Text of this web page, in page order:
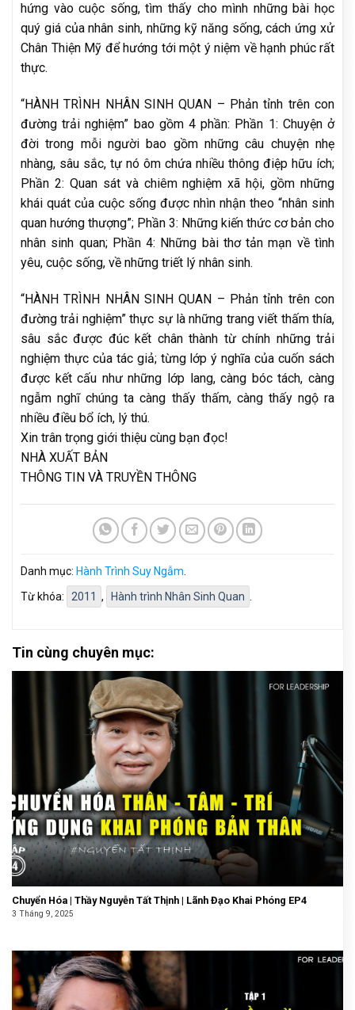
hứng vào cuộc sống, tìm thấy cho mình những bài học
quý giá của nhân sinh, những kỹ năng sống, cách ứng xử
Chân Thiện Mỹ để hướng tới một ý niệm về hạnh phúc rất
thực.
“HÀNH TRÌNH NHÂN SINH QUAN – Phản tỉnh trên con
đường trải nghiệm” bao gồm 4 phần: Phần 1: Chuyện ở
đời trong mỗi người bao gồm những câu chuyện nhẹ
nhàng, sâu sắc, tự nó ôm chứa nhiều thông điệp hữu ích;
Phần 2: Quan sát và chiêm nghiệm xã hội, gồm những
khái quát của cuộc sống được nhìn nhận theo “nhân sinh
quan hướng thượng”; Phần 3: Những kiến thức cơ bản cho
nhân sinh quan; Phần 4: Những bài thơ tản mạn về tình
yêu, cuộc sống, về những triết lý nhân sinh.
“HÀNH TRÌNH NHÂN SINH QUAN – Phản tỉnh trên con
đường trải nghiệm” thực sự là những trang viết thấm thía,
sâu sắc được đúc kết chân thành từ chính những trải
nghiệm thực của tác giả; từng lớp ý nghĩa của cuốn sách
được kết cấu như những lớp lang, càng bóc tách, càng
ngẫm nghĩ chúng ta càng thấy thấm, càng thấy ngộ ra
nhiều điều bổ ích, lý thú.
Xin trân trọng giới thiệu cùng bạn đọc!
NHÀ XUẤT BẢN
THÔNG TIN VÀ TRUYỀN THÔNG
Danh mục: Hành Trình Suy Ngẫm
Từ khóa:
2011 , Hành trình Nhân Sinh Quan
Tin cùng chuyên mục:
Chuyển Hóa | Thầy Nguyễn Tất Thịnh | Lãnh Đạo Khai Phóng EP4
3 Tháng 9, 2025